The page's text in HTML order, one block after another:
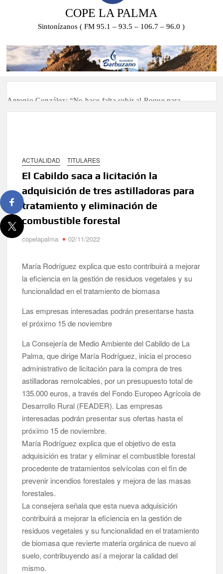
COPE LA PALMA
Sintonízanos ( FM 95.1 – 93.5 – 106.7 – 96.0 )
Antonio González: “No hace falta subir al Roque para
Tato Primera: “Quiero luchar por el título de campeón de
España y traer el cinturón a Canarias”
José Carlos Martín: “La Palma tendrá antes de 2030 un torneo
de ajedrez con 200 jugadores”
Víctor González destaca el papel del deporte como
dinamizador de Los Llanos de Aridane
David Ruiz rechaza las críticas de Nueva Canarias y defiende
que Tazacorte “avanza y cumple objetivos”
violencia de género con el apoyo empresarial
de La Palma y refuerza el comercio local en su sexta edición
Borja Perdomo acusa al Gobierno del Cabildo de falta de
Jacob Qadri reclama prioridad para los pacientes de las islas
no capitalinas derivados a hospitales de Tenerife
ACTUALIDAD TITULARES
El Cabildo saca a licitación la
adquisición de tres astilladoras para
tratamiento y eliminación de
combustible forestal
copelapalma 02/11/2022
María Rodríguez explica que esto contribuirá a mejorar
la eficiencia en la gestión de residuos vegetales y su
funcionalidad en el tratamiento de biomasa
Las empresas interesadas podrán presentarse hasta
el próximo 15 de noviembre
La Consejería de Medio Ambiente del Cabildo de La
Palma, que dirige María Rodríguez, inicia el proceso
administrativo de licitación para la compra de tres
astilladoras remolcables, por un presupuesto total de
135.000 euros, a través del Fondo Europeo Agrícola de
Desarrollo Rural (FEADER). Las empresas
interesadas podrán presentar sus ofertas hasta el
próximo 15 de noviembre.
María Rodríguez explica que el objetivo de esta
adquisición es tratar y eliminar el combustible forestal
procedente de tratamientos selvícolas con el fin de
prevenir incendios forestales y mejora de las masas
forestales.
La consejera señala que esta nueva adquisición
contribuirá a mejorar la eficiencia en la gestión de
residuos vegetales y su funcionalidad en el tratamiento
de biomasa que revierte materia orgánica de nuevo al
suelo, contribuyendo así a mejorar la calidad del
mismo.